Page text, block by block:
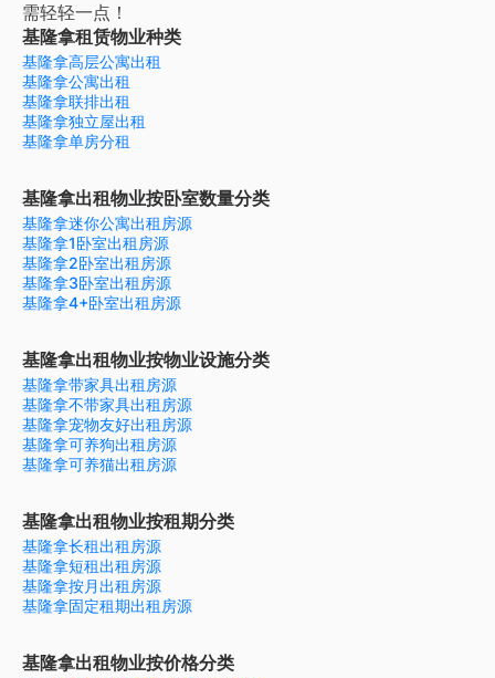
需轻轻一点！
基隆拿租赁物业种类
基隆拿高层公寓出租
基隆拿公寓出租
基隆拿联排出租
基隆拿独立屋出租
基隆拿单房分租
基隆拿出租物业按卧室数量分类
基隆拿迷你公寓出租房源
基隆拿1卧室出租房源
基隆拿2卧室出租房源
基隆拿3卧室出租房源
基隆拿4+卧室出租房源
基隆拿出租物业按物业设施分类
基隆拿带家具出租房源
基隆拿不带家具出租房源
基隆拿宠物友好出租房源
基隆拿可养狗出租房源
基隆拿可养猫出租房源
基隆拿出租物业按租期分类
基隆拿长租出租房源
基隆拿短租出租房源
基隆拿按月出租房源
基隆拿固定租期出租房源
基隆拿出租物业按价格分类